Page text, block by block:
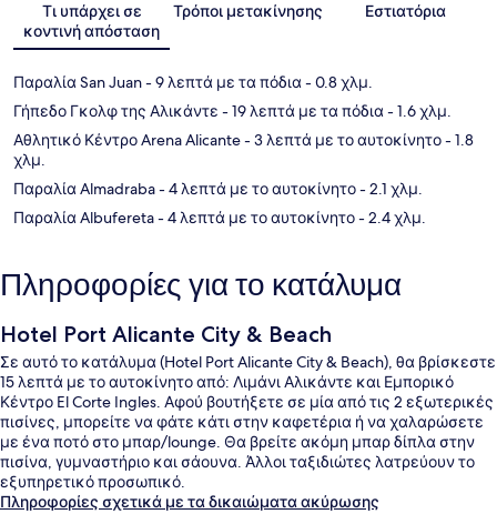
Τι υπάρχει σε
κοντινή απόσταση
Τρόποι μετακίνησης Εστιατόρια
Παραλία San Juan- 9 λεπτά με τα πόδια- 0.8 χλμ.
Γήπεδο Γκολφ της Αλικάντε - 19 λεπτά με τα πόδια- 1.6 χλμ.
Αθλητικό Κέντρο Arena Alicante- 3 λεπτά με το αυτοκίνητο- 1.8
χλμ.
Παραλία Almadraba- 4 λεπτά με το αυτοκίνητο- 2.1 χλμ.
Παραλία Albufereta- 4 λεπτά με το αυτοκίνητο- 2.4 χλμ.
Πληροφορίες για το κατάλυμα
Hotel Port Alicante City & Beach
Σε αυτό το κατάλυμα (Hotel Port Alicante City & Beach), θα βρίσκεστε
15 λεπτά με το αυτοκίνητο από: Λιμάνι Αλικάντε και Εμπορικό
Κέντρο El Corte Ingles. Αφού βουτήξετε σε μία από τις 2 εξωτερικές
πισίνες, μπορείτε να φάτε κάτι στην καφετέρια ή να χαλαρώσετε
με ένα ποτό στο μπαρ/lounge. Θα βρείτε ακόμη μπαρ δίπλα στην
πισίνα, γυμναστήριο και σάουνα. Άλλοι ταξιδιώτες λατρεύουν το
εξυπηρετικό προσωπικό.
Πληροφορίες σχετικά με τα δικαιώματα ακύρωσης